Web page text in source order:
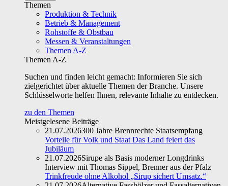
Themen
Produktion & Technik
Betrieb & Management
Rohstoffe & Obstbau
Messen & Veranstaltungen
Themen A-Z
Themen A-Z
Suchen und finden leicht gemacht: Informieren Sie sich
zielgerichtet über aktuelle Themen der Branche. Unsere
Schlüsselworte helfen Ihnen, relevante Inhalte zu entdecken.
zu den Themen
Meistgelesene Beiträge
21.07.2026300 Jahre Brennrechte Staatsempfang
Vorteile für Volk und Staat Das Land feiert das
Jubiläum
21.07.2026Sirupe als Basis moderner Longdrinks
Interview mit Thomas Sippel, Brenner aus der Pfalz
Trinkfreude ohne Alkohol „Sirup sichert Umsatz.“